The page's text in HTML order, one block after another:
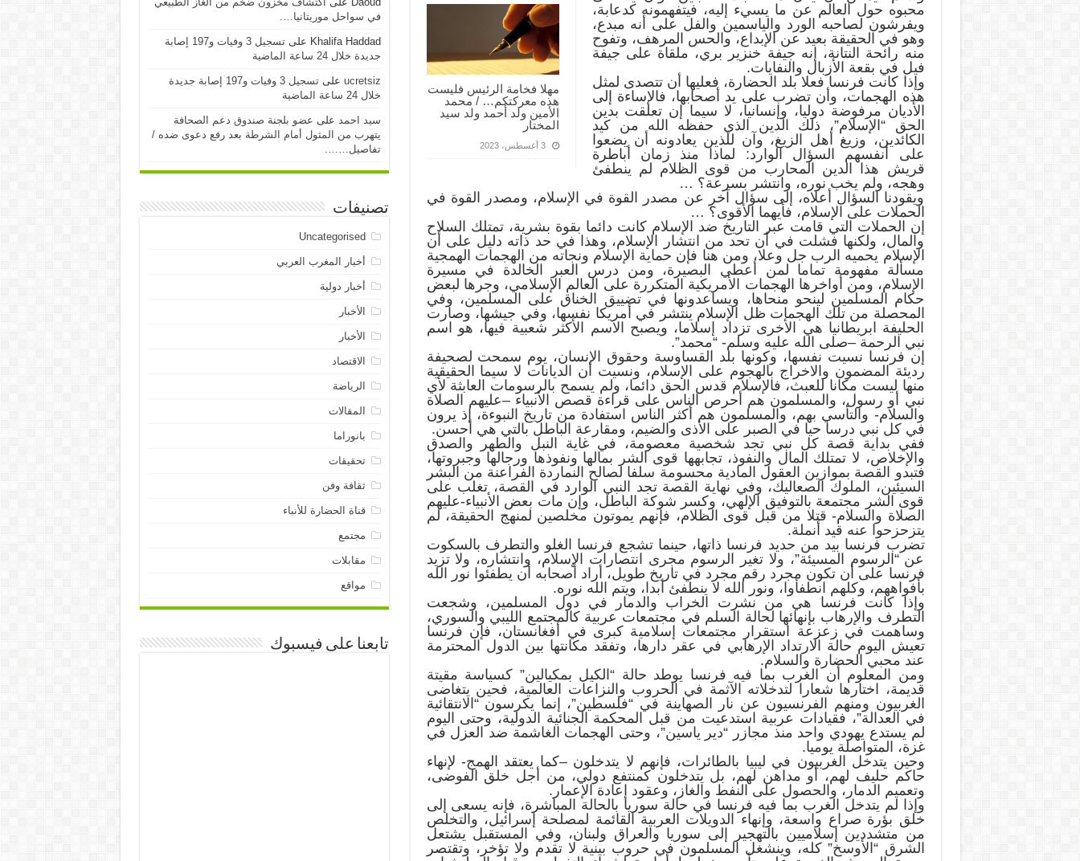
مهلا فخامة الرئيس فليست
هذه معركتكم… / محمد
الأمين ولد أحمد ولد سيد
المختار
3 أغسطس، 2023
محبوه حول العالم عن ما يسيء إليه، فيتفهمونه كدعابة،
ويفرشون لصاحبه الورد والياسمين والفل على أنه مبدع،
وهو في الحقيقة بعيد عن الإبداع، والحس المرهف، وتفوح
منه رائحة النتانة، إنه جيفة خنزير بري، ملقاة على جيفة
فيل في بقعة الأزبال والنفايات.
وإذا كانت فرنسا فعلا بلد الحضارة، فعليها أن تتصدى لمثل
هذه الهجمات، وأن تضرب على يد أصحابها، فالإساءة إلى
الأديان مرفوضة دوليا، وإنسانيا، لا سيما إن تعلقت بدين
الحق “الإسلام”، ذلك الدين الذي حفظه الله من كيد
الكائدين، وزيغ أهل الزيغ، وآن للذين يعادونه أن يضعوا
على أنفسهم السؤال الوارد: لماذا منذ زمان أباطرة
قريش هذا الدين المحارب من قوى الظلام لم ينطفئ
وهجه، ولم يخب نوره، وانتشر بسرعة؟ …
ويقودنا السؤال أعلاه، إلى سؤال آخر عن مصدر القوة في الإسلام، ومصدر القوة في
الحملات على الإسلام، فأيهما الأقوى؟ …
إن الحملات التي قامت عبر التاريخ ضد الإسلام كانت دائما بقوة بشرية، تمتلك السلاح
والمال، ولكنها فشلت في أن تحد من انتشار الإسلام، وهذا في حد ذاته دليل على أن
الإسلام يحميه الرب جل وعلا، ومن هنا فإن حماية الإسلام ونجاته من الهجمات الهمجية
مسألة مفهومة تماما لمن أعطي البصيرة، ومن درس العبر الخالدة في مسيرة
الإسلام، ومن أواخرها الهجمات الأمريكية المتكررة على العالم الإسلامي، وجرها لبعض
حكام المسلمين لينحو منحاها، ويساعدونها في تضييق الخناق على المسلمين، وفي
المحصلة من تلك الهجمات ظل الإسلام ينتشر في أمريكا نفسها، وفي جيشها، وصارت
الحليفة ابريطانيا هي الأخرى تزداد إسلاما، ويصبح الاسم الأكثر شعبية فيها، هو اسم
نبي الرحمة –صلى الله عليه وسلم- “محمد”.
إن فرنسا نسيت نفسها، وكونها بلد القساوسة وحقوق الإنسان، يوم سمحت لصحيفة
رديئة المضمون والاخراج بالهجوم على الإسلام، ونسيت أن الديانات لا سيما الحقيقية
منها ليست مكانا للعبث، فالإسلام قدس الحق دائما، ولم يسمح بالرسومات العابثة لأي
نبي أو رسول، والمسلمون هم أحرص الناس على قراءة قصص الأنبياء –عليهم الصلاة
والسلام- والتأسي بهم، والمسلمون هم أكثر الناس استفادة من تاريخ النبوءة، إذ يرون
في كل نبي درسا حيا في الصبر على الأذى والضيم، ومقارعة الباطل بالتي هي أحسن.
ففي بداية قصة كل نبي تجد شخصية معصومة، في غاية النبل والطهر والصدق
والإخلاص، لا تمتلك المال والنفوذ، تجابهها قوى الشر بمالها ونفوذها ورجالها وجبروتها،
فتبدو القصة بموازين العقول المادية محسومة سلفا لصالح النماردة الفراعنة من البشر
السيئين، الملوك الصعاليك، وفي نهاية القصة تجد النبي الوارد في القصة، تغلب على
قوى الشر مجتمعة بالتوفيق الإلهي، وكسر شوكة الباطل، وإن مات بعض الأنبياء-عليهم
الصلاة والسلام- قتلا من قبل قوى الظلام، فإنهم يموتون مخلصين لمنهج الحقيقة، لم
يتزحزحوا عنه قيد أنملة.
تضرب فرنسا بيد من حديد فرنسا ذاتها، حينما تشجع فرنسا الغلو والتطرف بالسكوت
عن “الرسوم المسيئة”، ولا تغير الرسوم مجرى انتصارات الإسلام، وانتشاره، ولا تزيد
فرنسا على أن تكون مجرد رقم مجرد في تاريخ طويل، أراد أصحابه أن يطفئوا نور الله
بأفواههم، وكلهم انطفأوا، ونور الله لا ينطفئ أبدا، ويتم الله نوره.
وإذا كانت فرنسا هي من نشرت الخراب والدمار في دول المسلمين، وشجعت
التطرف والإرهاب بإنهائها لحالة السلم في مجتمعات عربية كالمجتمع الليبي والسوري،
وساهمت في زعزعة استقرار مجتمعات إسلامية كبرى في أفغانستان، فإن فرنسا
تعيش اليوم حالة الارتداد الإرهابي في عقر دارها، وتفقد مكانتها بين الدول المحترمة
عند محبي الحضارة والسلام.
ومن المعلوم أن الغرب بما فيه فرنسا يوطد حالة “الكيل بمكيالين” كسياسة مقيتة
قديمة، اختارها شعارا لتدخلاته الآثمة في الحروب والنزاعات العالمية، فحين يتغاضى
الغربيون ومنهم الفرنسيون عن نار الصهاينة في “فلسطين”، إنما يكرسون “الانتقائية
في العدالة”، فقيادات عربية استدعيت من قبل المحكمة الجنائية الدولية، وحتى اليوم
لم يستدع يهودي واحد منذ مجازر “دير ياسين”، وحتى الهجمات الغاشمة ضد العزل في
غزة، المتواصلة يوميا.
وحين يتدخل الغربيون في ليبيا بالطائرات، فإنهم لا يتدخلون –كما يعتقد الهمج- لإنهاء
حاكم حليف لهم، أو مداهن لهم، بل يتدخلون كمنتفع دولي، من أجل خلق الفوضى،
وتعميم الدمار، والحصول على النفط والغاز، وعقود إعادة الإعمار.
وإذا لم يتدخل الغرب بما فيه فرنسا في حالة سوريا بالحالة المباشرة، فإنه يسعى إلى
خلق بؤرة صراع واسعة، وإنهاء الدويلات العربية القائمة لمصلحة إسرائيل، والتخلص
من متشددين إسلاميين بالتهجير إلى سوريا والعراق ولبنان، وفي المستقبل يشتعل
الشرق “الأوسخ” كله، وينشغل المسلمون في حروب بينية لا تقدم ولا تؤخر، وتقتصر
في سواحل موريتانيا….
Khalifa Haddad على
تسجيل 3 وفيات و197 إصابة
جديدة خلال 24 ساعة الماضية
ucretsiz على
تسجيل 3 وفيات و197 إصابة جديدة
خلال 24 ساعة الماضية
سيد احمد على عضو بلجنة صندوق دعم الصحافة
يتهرب من المثول أمام الشرطة بعد رفع دعوى ضده /
تفاصيل…….
تصنيفات
Uncategorised
أخبار المغرب العربي
أخبار دولية
الأخبار
الأخبار
الاقتصاد
الرياضة
المقالات
بانوراما
تحقيقات
ثقافة وفن
قناة الحضارة للأنباء
مجتمع
مقابلات
مواقع
تابعنا على فيسبوك